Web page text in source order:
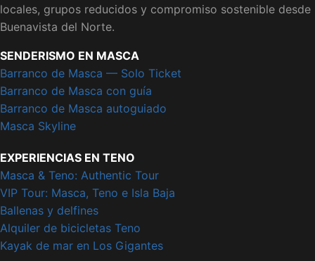
locales, grupos reducidos y compromiso sostenible desde
Buenavista del Norte.
SENDERISMO EN MASCA
Barranco de Masca — Solo Ticket
Barranco de Masca con guía
Barranco de Masca autoguiado
Masca Skyline
EXPERIENCIAS EN TENO
Masca & Teno: Authentic Tour
VIP Tour: Masca, Teno e Isla Baja
Ballenas y delfines
Alquiler de bicicletas Teno
Kayak de mar en Los Gigantes